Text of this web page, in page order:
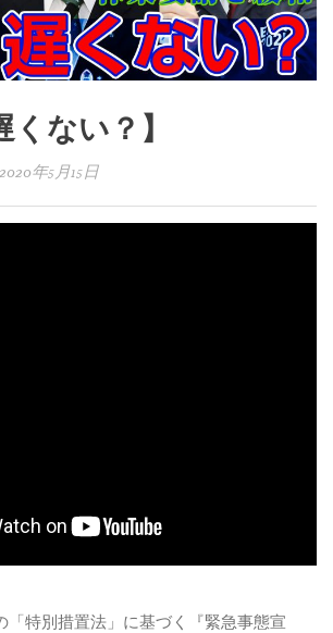
くない？】
年5月15日
特別措置法」に基づく『緊急事態宣